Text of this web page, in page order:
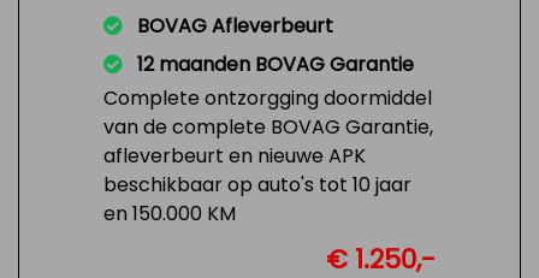
BOVAG Afleverbeurt
12 maanden BOVAG Garantie
Complete ontzorgging doormiddel
van de complete BOVAG Garantie,
afleverbeurt en nieuwe APK
beschikbaar op auto's tot 10 jaar
en 150.000 KM
€ 1.250,-